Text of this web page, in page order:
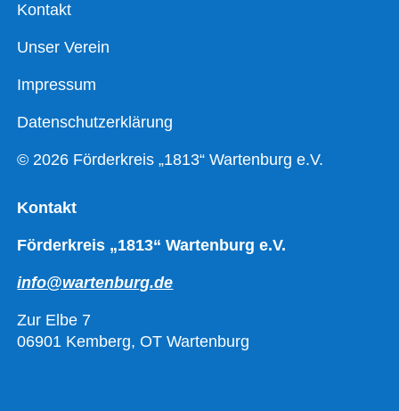
Kontakt
Unser Verein
Impressum
Datenschutzerklärung
© 2026 Förderkreis „1813“ Wartenburg e.V.
Kontakt
Förderkreis „1813“ Wartenburg e.V.
info@wartenburg.de
Zur Elbe 7
06901 Kemberg, OT Wartenburg